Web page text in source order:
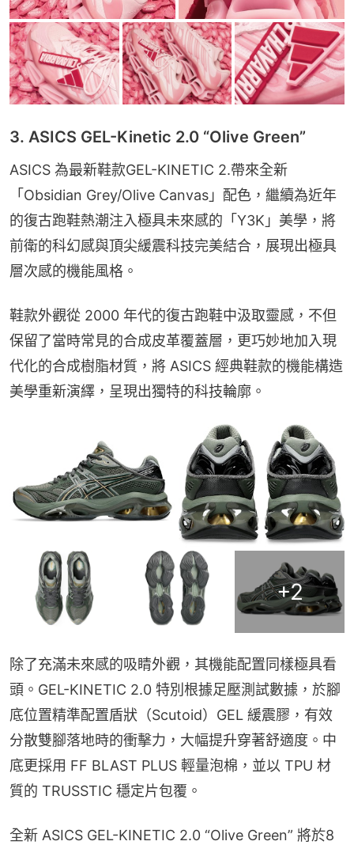
3. ASICS GEL-Kinetic 2.0 “Olive Green”
ASICS 為最新鞋款GEL-KINETIC 2.帶來全新
「Obsidian Grey/Olive Canvas」配色，繼續為近年
的復古跑鞋熱潮注入極具未來感的「Y3K」美學，將
前衛的科幻感與頂尖緩震科技完美結合，展現出極具
層次感的機能風格。
鞋款外觀從 2000 年代的復古跑鞋中汲取靈感，不但
保留了當時常見的合成皮革覆蓋層，更巧妙地加入現
代化的合成樹脂材質，將 ASICS 經典鞋款的機能構造
美學重新演繹，呈現出獨特的科技輪廓。
+2
除了充滿未來感的吸睛外觀，其機能配置同樣極具看
頭。GEL-KINETIC 2.0 特別根據足壓測試數據，於腳
底位置精準配置盾狀（Scutoid）GEL 緩震膠，有效
分散雙腳落地時的衝擊力，大幅提升穿著舒適度。中
底更採用 FF BLAST PLUS 輕量泡棉，並以 TPU 材
質的 TRUSSTIC 穩定片包覆。
全新 ASICS GEL-KINETIC 2.0 “Olive Green” 將於8